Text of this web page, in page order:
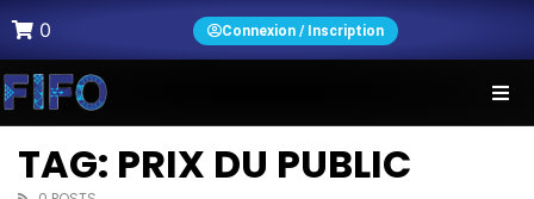
0 Connexion / Inscription
TAG: PRIX DU PUBLIC